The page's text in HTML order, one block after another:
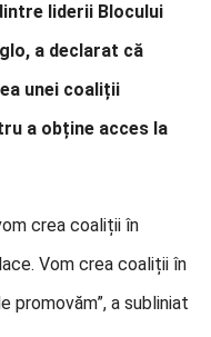
liderii Blocului
a declarat că
unei coaliții
a obține acces la
crea coaliții în
Vom crea coaliții în
a subliniat